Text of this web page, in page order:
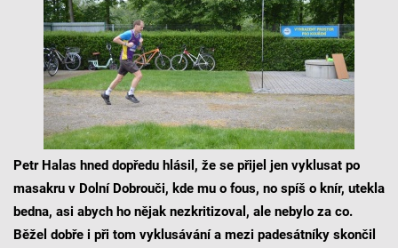
Petr Halas hned dopředu hlásil, že se přijel jen vyklusat po
masakru v Dolní Dobrouči, kde mu o fous, no spíš o knír, utekla
bedna, asi abych ho nějak nezkritizoval, ale nebylo za co.
Běžel dobře i při tom vyklusávání a mezi padesátníky skončil